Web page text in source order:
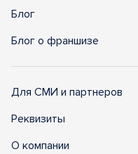
Блог
Блог о франшизе
Для СМИ и партнеров
Реквизиты
О компании